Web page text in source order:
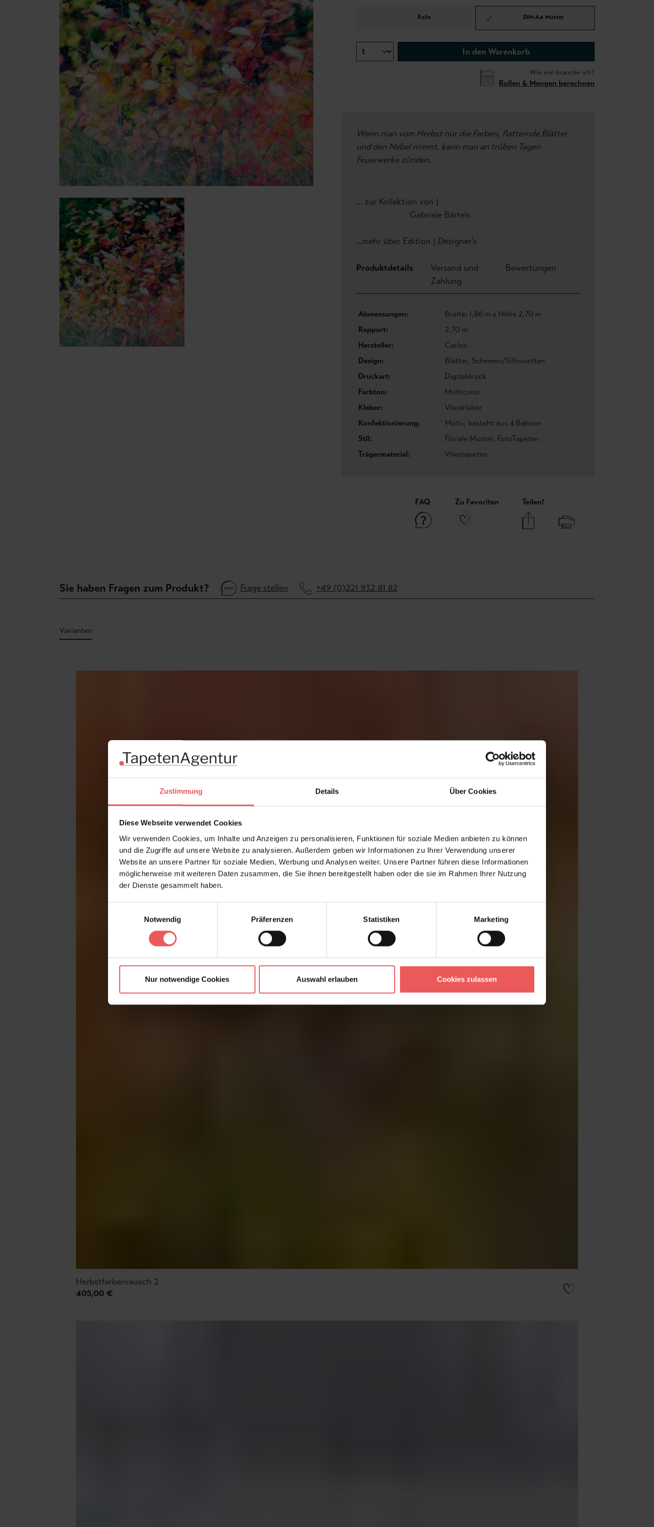
Zustimmung Details Über Cookies
Diese Webseite verwendet Cookies
Wir verwenden Cookies, um Inhalte und Anzeigen zu personalisieren, Funktionen für soziale Medien anbieten zu können
und die Zugriffe auf unsere Website zu analysieren. Außerdem geben wir Informationen zu Ihrer Verwendung unserer
Website an unsere Partner für soziale Medien, Werbung und Analysen weiter. Unsere Partner führen diese Informationen
möglicherweise mit weiteren Daten zusammen, die Sie ihnen bereitgestellt haben oder die sie im Rahmen Ihrer Nutzung
der Dienste gesammelt haben.
Notwendig
Präferenzen Statistiken Marketing
Nur notwendige Cookies Auswahl erlauben Cookies zulassen
Rolle DIN-A4 Muster
In den Warenkorb
Wie viel brauche ich?
Rollen & Mengen berechnen
Wenn man vom Herbst nur die Farben, flatternde Blätter
und den Nebel nimmt, kann man an trüben Tagen
Feuerwerke zünden.
... zur Kollektion von |
Gabriele Bärtels
...mehr über Edition | Designer's
Produktdetails
Versand und
Zahlung
Bewertungen
Abmessungen:
Breite: 1,86 m x Höhe 2,70 m
Rapport:
2,70 m
Hersteller:
Carlos
Design:
Blätter, Schemen/Silhouetten
Druckart:
Digitaldruck
Farbton:
Multicolor
Kleber:
Vlieskleber
Konfektionierung:
Motiv, besteht aus 4 Bahnen
Stil:
Florale Muster, FotoTapeten
Trägermaterial:
Vliestapeten
FAQ Zu Favoriten Teilen!
Sie haben Fragen zum Produkt? Frage stellen +49 (0)221 932 81 82
Varianten
Herbstfarbenrausch 2
405,00 €